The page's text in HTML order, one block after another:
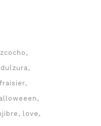
dulzura
fraisier
love